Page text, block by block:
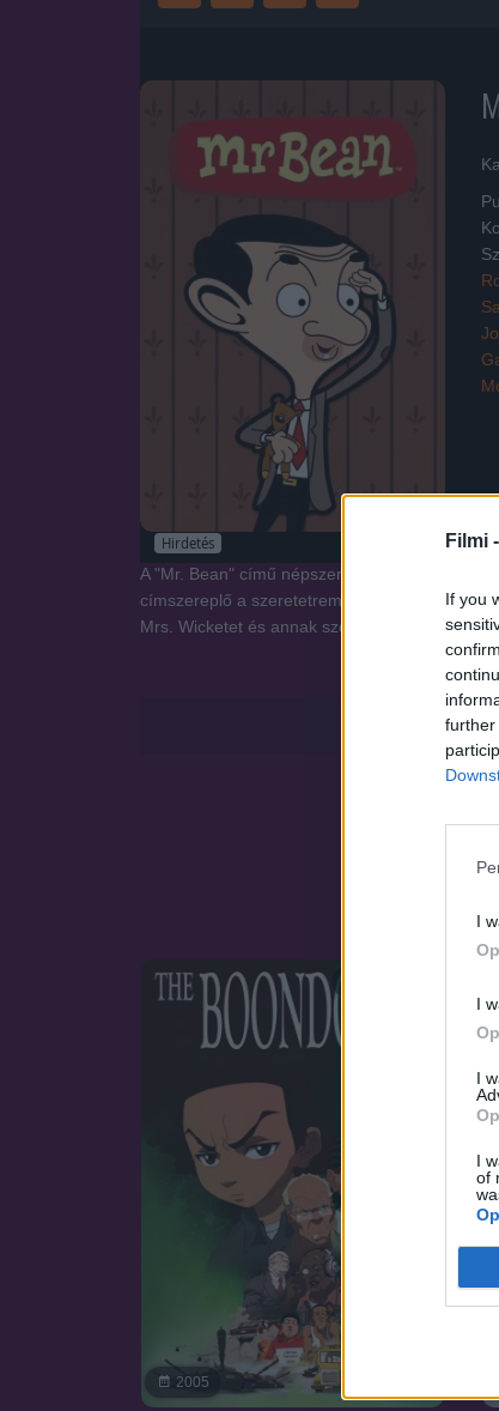
Filmi -
If you
further
I
I
I
I
of
Hirdetés
A "Mr. Bean" című népszerű brit száguldó
címszereplő a szeretetreméltó Teddyvel lakik
Mrs. Wicketet és annak szörnyű, félszemű
2005